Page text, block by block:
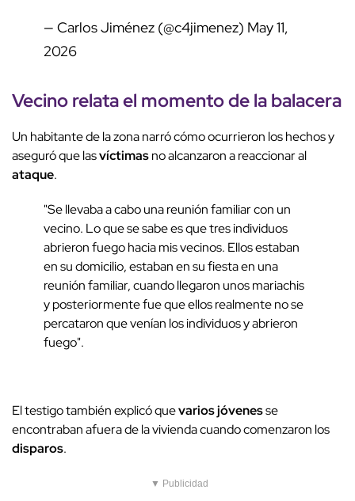
— Carlos Jiménez (@c4jimenez) May 11,
2026
Vecino relatael momento de labalacera
Un habitante de la zona narró cómo ocurrieron los hechos y
aseguró que lasvíctimasno alcanzaron a reaccionar al
ataque.
"Se llevaba a cabo una reunión familiar con un
vecino. Lo que se sabe es que tres individuos
abrieron fuego hacia mis vecinos. Ellos estaban
en su domicilio, estaban en su fiesta en una
reunión familiar, cuando llegaron unos mariachis
y posteriormente fue que ellos realmente no se
percataron que venían los individuos y abrieron
fuego".
El testigo también explicó quevarios jóvenesse
encontraban afuera de la vivienda cuando comenzaron los
disparos.
▼ Publicidad